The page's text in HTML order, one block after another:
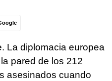
La diplomacia europea
pared de los 212
asesinados cuando